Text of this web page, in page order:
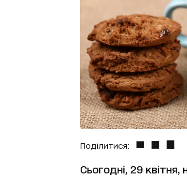
Поділитися:
Сьогодні, 29